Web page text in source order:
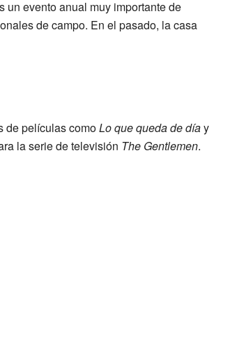
un evento anual muy importante de
de campo. En el pasado, la casa
de películas comoLo que queda de díay
la serie de televisión The Gentlemen.